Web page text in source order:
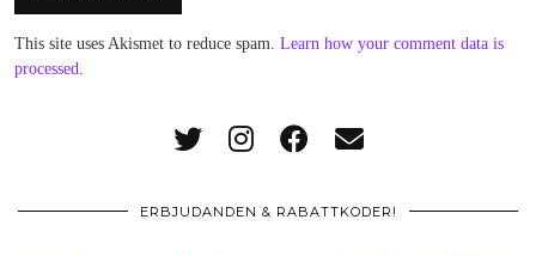
This site uses Akismet to reduce spam. Learn how your comment data is
processed.
ERBJUDANDEN & RABATTKODER!